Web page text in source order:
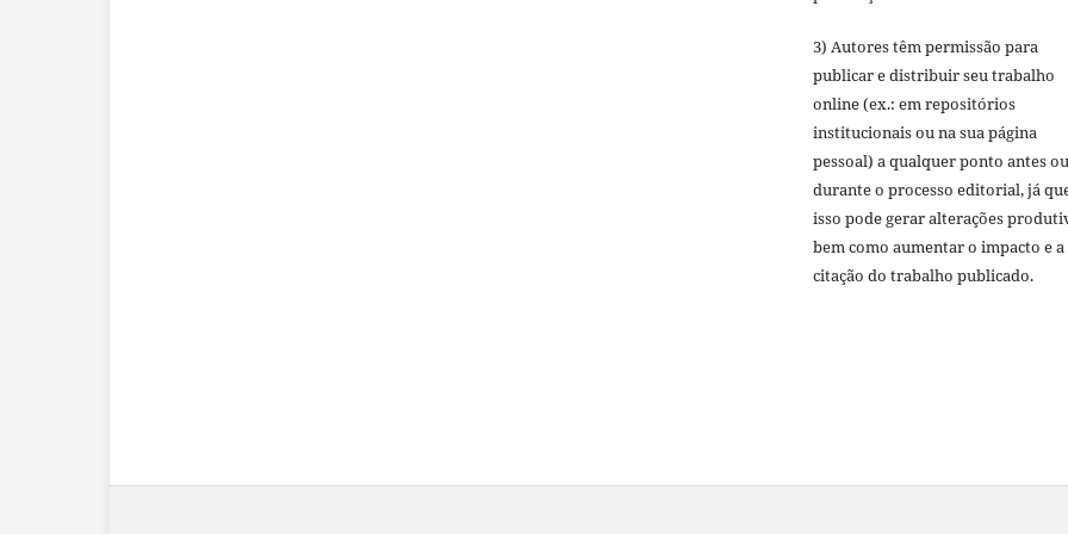
3) Autores têm permissão para
publicar e distribuir seu trabalho
online (ex.: em repositórios
institucionais ou na sua página
pessoal) a qualquer ponto antes ou
durante o processo editorial, já
isso pode gerar alterações
bem como aumentar o impacto e a
citação do trabalho publicado.